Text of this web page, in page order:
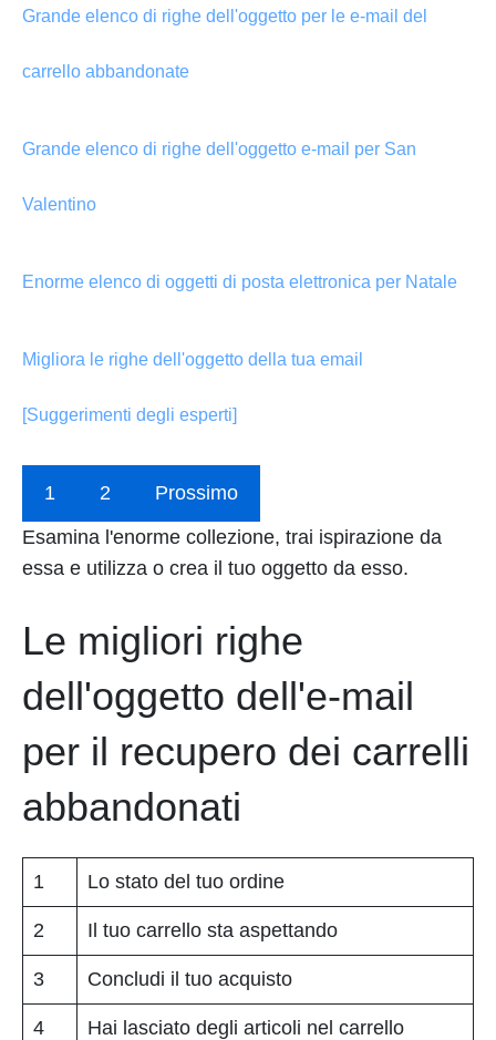
Grande elenco di righe dell'oggetto per le e-mail del
carrello abbandonate
Grande elenco di righe dell'oggetto e-mail per San
Valentino
Enorme elenco di oggetti di posta elettronica per Natale
Migliora le righe dell'oggetto della tua email
[Suggerimenti degli esperti]
1 2
Prossimo
Esamina l'enorme collezione, trai ispirazione da
essa e utilizza o crea il tuo oggetto da esso.
Le migliori righe
dell'oggetto dell'e-mail
per il recupero dei carrelli
abbandonati
1 Lo stato del tuo ordine
2 Il tuo carrello sta aspettando
3 Concludi il tuo acquisto
4 Hai lasciato degli articoli nel carrello